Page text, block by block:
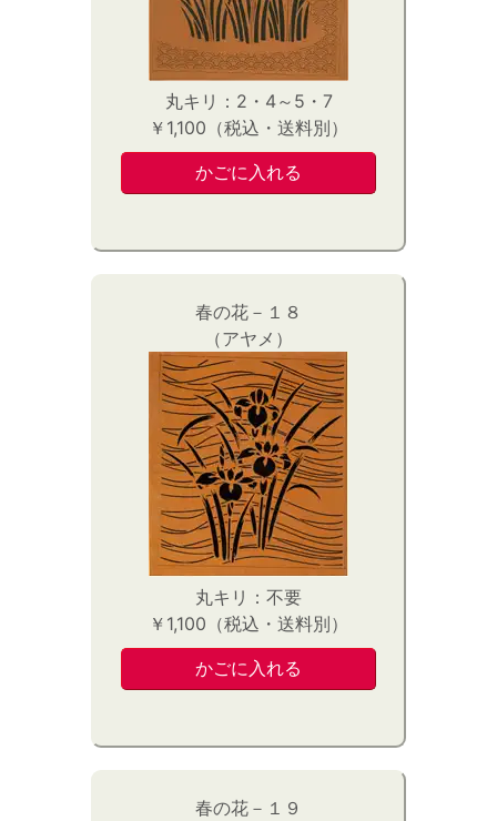
丸キリ：2・4～5・7
￥1,100（税込・送料別）
春の花－１８
（アヤメ）
丸キリ：不要
￥1,100（税込・送料別）
春の花－１９